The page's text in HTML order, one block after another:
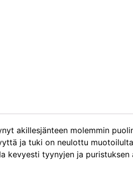
akillesjänteen molemmin
ja tuki on neulottu
kevyesti tyynyjen ja puristuksen